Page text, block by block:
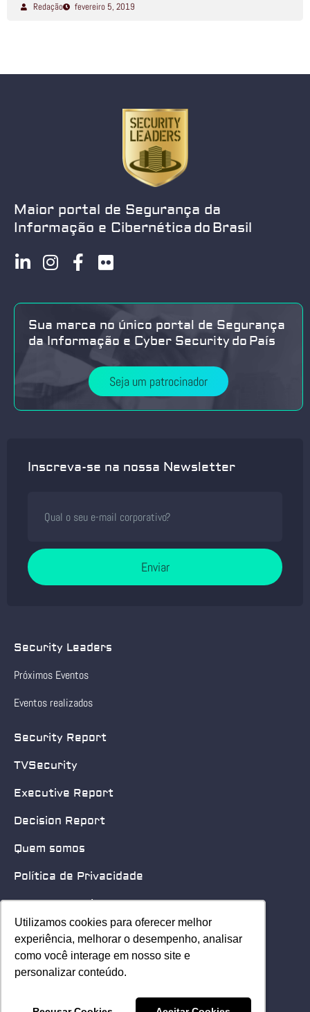
Utilizamos cookies para oferecer melhor
experiência, melhorar o desempenho, analisar
como você interage em nosso site e
personalizar conteúdo.
Utilizamos cookies para oferecer melhor
experiência, melhorar o desempenho, analisar
como você interage em nosso site e
personalizar conteúdo.
Redação fevereiro 5, 2019
Maior portal de Segurança da
Informação e Cibernética do Brasil
Sua marca no único portal de Segurança
da Informação e Cyber Security do País
Seja um patrocinador
Inscreva-se na nossa Newsletter
Enviar
Security Leaders
Próximos Eventos
Eventos realizados
Security Report
TVSecurity
Executive Report
Decision Report
Quem somos
Política de Privacidade
Quero patrocinar
Contato
Home
© 2025 Security Leader. Todos os Direitos Reservados.